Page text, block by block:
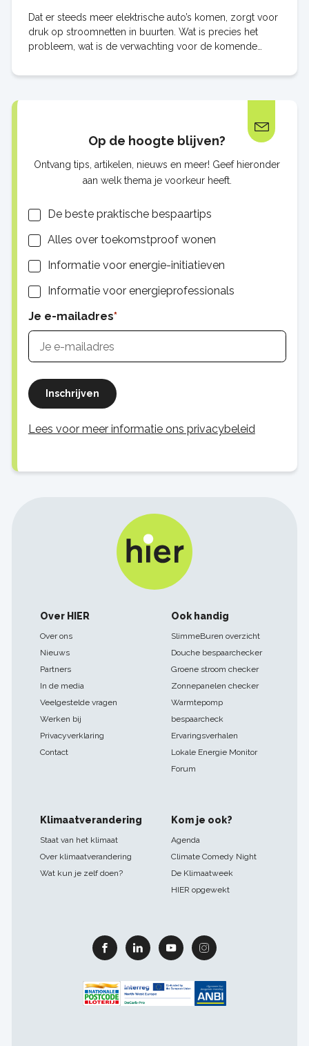
Dat er steeds meer elektrische auto’s komen, zorgt voor
druk op stroomnetten in buurten. Wat is precies het
probleem, wat is de verwachting voor de komende
Op de hoogte blijven?
Ontvang tips, artikelen, nieuws en meer! Geef hieronder
aan welk thema je voorkeur heeft.
LijstenDe beste praktische bespaartips
Alles over toekomstproof wonen
Informatie voor energie-initiatieven
Informatie voor energieprofessionals
Je e-mailadres
Inschrijven
Lees voor meer informatie ons privacybeleid
Footer
navigatie
Over HIER
Over ons
Nieuws
Partners
In de media
Veelgestelde vragen
Werken bij
Privacyverklaring
Contact
Ook handig
SlimmeBuren overzicht
Douche bespaarchecker
Groene stroom checker
Zonnepanelen checker
Warmtepomp
bespaarcheck
Ervaringsverhalen
Lokale Energie Monitor
Forum
Klimaatverandering
Staat van het klimaat
Over klimaatverandering
Wat kun je zelf doen?
Kom je ook?
Agenda
Climate Comedy Night
De Klimaatweek
HIER opgewekt
Facebook Linkedin Youtube Instagram